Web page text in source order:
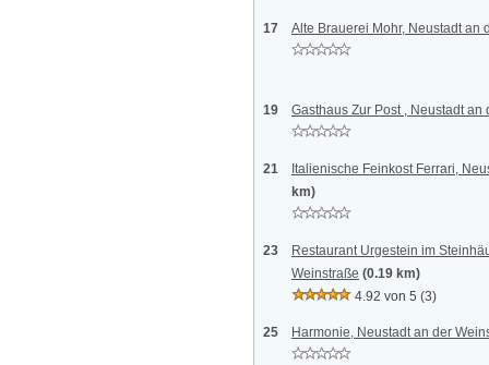
17 Alte Brauerei Mohr, Neustadt an
19 Gasthaus Zur Post , Neustadt
21
Italienische Feinkost Ferrari,
km)
23
Restaurant Urgestein im
Weinstraße (0.19 km)
4.92 von 5 (3)
25 Harmonie, Neustadt an der